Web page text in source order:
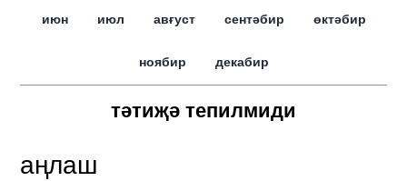
июн июл авғуст сентәбир өктәбир
ноябир декабир
тәтиҗә тепилмиди
аңлаш